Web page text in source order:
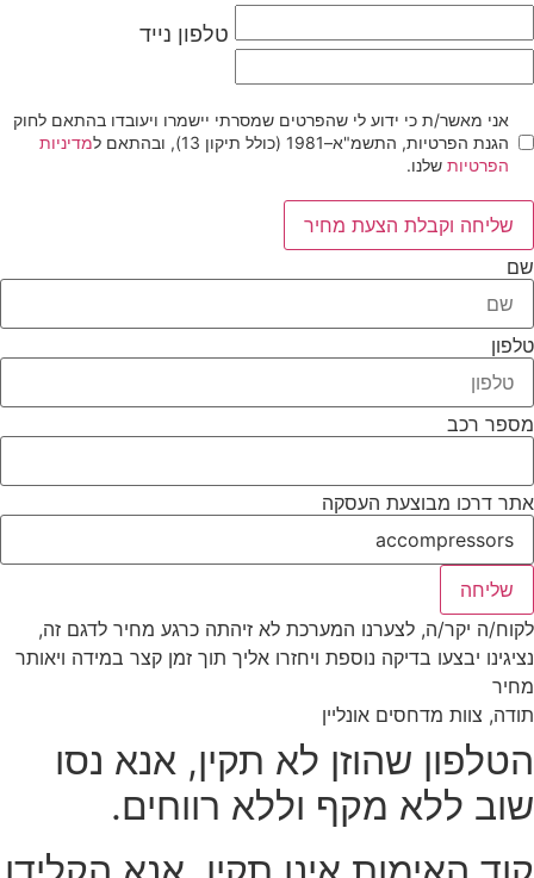
טלפון נייד
אני מאשר/ת כי ידוע לי שהפרטים שמסרתי יישמרו ויעובדו בהתאם לחוק
הגנת הפרטיות, התשמ"א–1981 (כולל תיקון 13), ובהתאם ל
מדיניות
הפרטיותשלנו.
שליחה וקבלת הצעת מחיר
רכב
דרכו מבוצעת העסקה
שליחה
ה יקר/ה, לצערנו המערכת לא זיהתה כרגע מחיר לדגם זה,
יבצעו בדיקה נוספת ויחזרו אליך תוך זמן קצר במידה ויאותר
צוות מדחסים אונליין
שהוזן לא תקין, אנא נסו
ללא מקף וללא רווחים.